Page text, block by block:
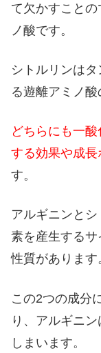
て欠かすことの
ノ酸です。
シトルリンは
る遊離アミノ酸
どちらにも一
する効果や成
す。
アルギニンと
素を産生するサ
性質があります
この2つの成分
り、アルギニ
しまいます。